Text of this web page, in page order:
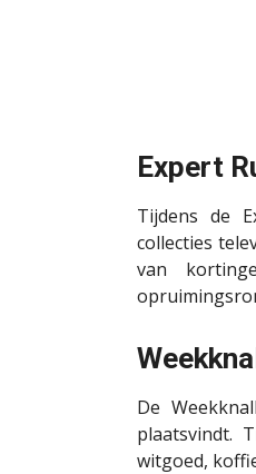
Expert
Tijdens de
collecties
van
De
plaatsvindt.
witgoed,